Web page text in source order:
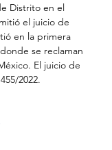
Distrito en el
el juicio de
en la primera
se reclaman
El juicio de
2022.